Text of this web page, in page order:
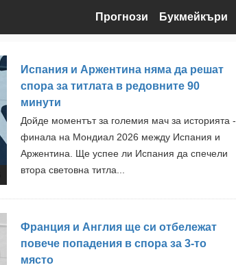
Прогнози Букмейкъри
Испания и Аржентина няма да решат
спора за титлата в редовните 90
минути
Дойде моментът за големия мач за историята -
финала на Мондиал 2026 между Испания и
Аржентина. Ще успее ли Испания да спечели
втора световна титла...
Франция и Англия ще си отбележат
повече попадения в спора за 3-то
място